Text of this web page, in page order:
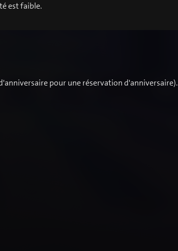
est faible.
pour une réservation d'anniversaire).